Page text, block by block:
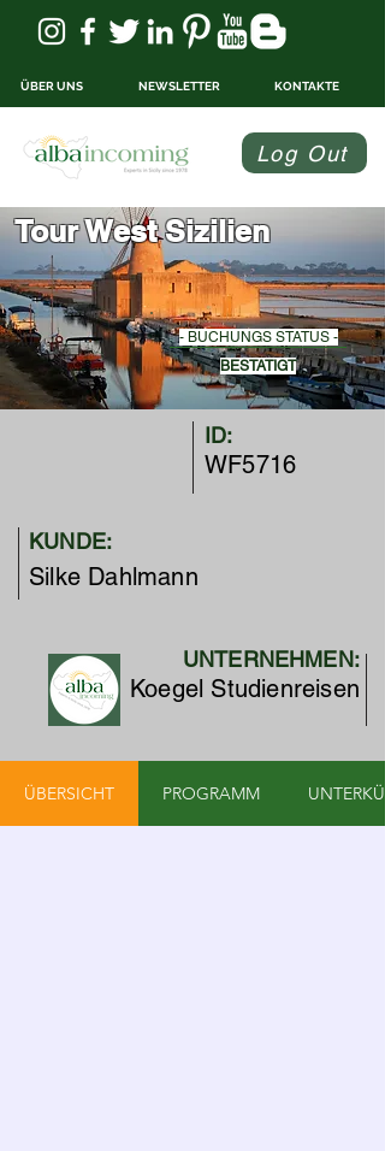
ÜBER UNS NEWSLETTER KONTAKTE
Log Out
Tour West Sizilien
- BUCHUNGS STATUS -
BESTATIGT
ID:
WF5716
KUNDE:
Silke Dahlmann
UNTERNEHMEN:
Koegel Studienreisen
ÜBERSICHT PROGRAMM